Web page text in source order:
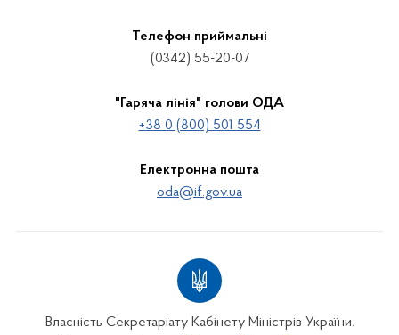
Телефон приймальні
(0342) 55-20-07
"Гаряча лінія" голови ОДА
+38 0 (800) 501 554
Електронна пошта
oda@if.gov.ua
Власність Секретаріату Кабінету Міністрів України.